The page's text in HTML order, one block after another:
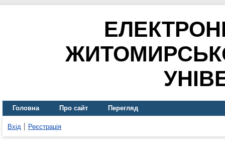
Головна Про сайт Перегляд
Вхід Реєстрація